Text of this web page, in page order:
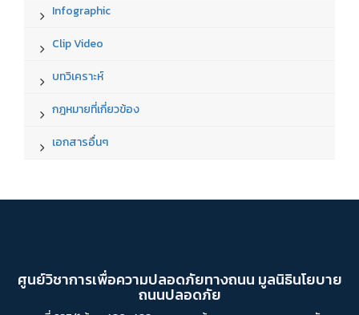
Infographic
Clip Video
บทวิเคราะห์
กฎหมายที่เกี่ยวข้อง
เอกสารอื่นๆ
ศูนย์วิชาการเพื่อความปลอดภัยทางถนน มูลนิธินโยบาย
ถนนปลอดภัย